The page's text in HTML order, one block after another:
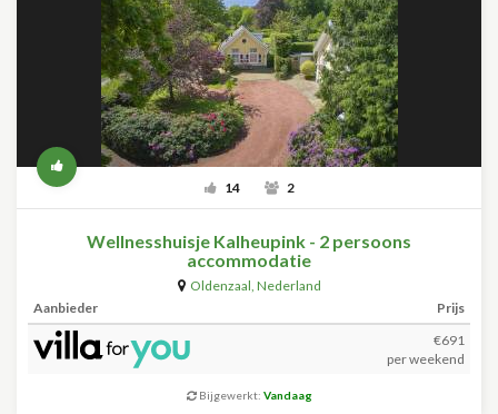
14 2
Wellnesshuisje Kalheupink - 2 persoons
accommodatie
Oldenzaal, Nederland
Aanbieder
Prijs
€691
per weekend
Bijgewerkt: Vandaag